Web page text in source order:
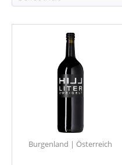
Burgenland | Österreich